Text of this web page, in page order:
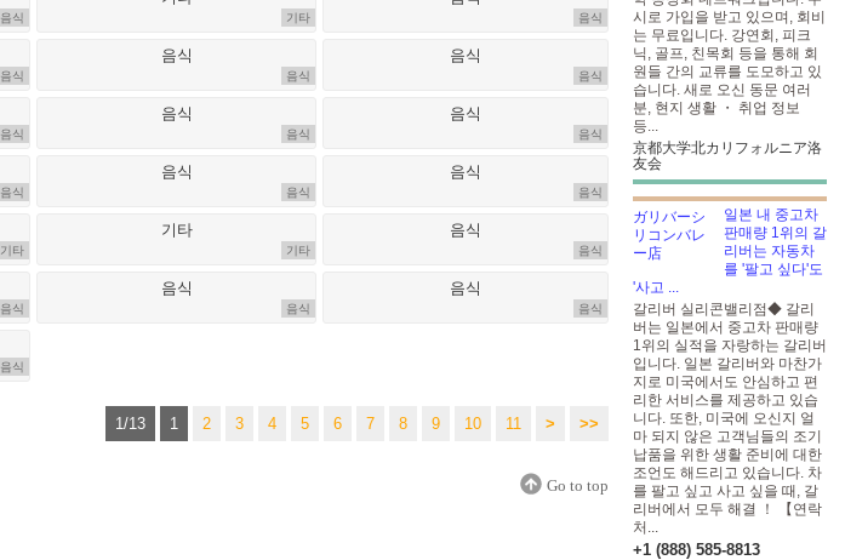
음식
음식
음식
음식
기타
음식
음식
기타
음식
음식
음식
기타
음식
음식
음식
음식
음식
음식
음식
1/13 1 2 3 4 5 6 7 8 9 10 11 > >>
Go to top
시로 가입을 받고 있으며, 회비
는 무료입니다. 강연회, 피크
닉, 골프, 친목회 등을 통해 회
원들 간의 교류를 도모하고 있
습니다. 새로 오신 동문 여러
분, 현지 생활 ・ 취업 정보
등...
京都大学北カリフォルニア洛
友会
일본 내 중고차
판매량 1위의 갈
리버는 자동차
를 '팔고 싶다'도
'사고 ...
갈리버 실리콘밸리점◆ 갈리
버는 일본에서 중고차 판매량
1위의 실적을 자랑하는 갈리버
입니다. 일본 갈리버와 마찬가
지로 미국에서도 안심하고 편
리한 서비스를 제공하고 있습
니다. 또한, 미국에 오신지 얼
마 되지 않은 고객님들의 조기
납품을 위한 생활 준비에 대한
조언도 해드리고 있습니다. 차
를 팔고 싶고 사고 싶을 때, 갈
리버에서 모두 해결 ！ 【연락
처...
+1 (888) 585-8813